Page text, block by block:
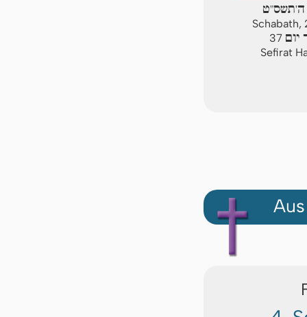
ה'תשס"ט
Schabath,
37 יום
Sefirat